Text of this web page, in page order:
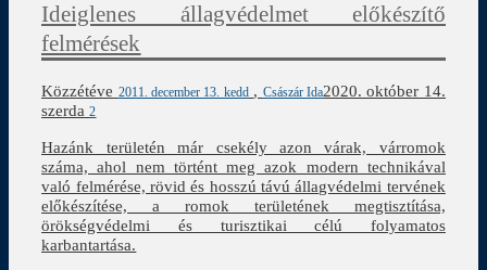
Ideiglenes állagvédelmet előkészítő
felmérések
Közzétéve 2011. december 13. kedd , Császár Ida2020. október 14.
szerda 2
Hazánk területén már csekély azon várak, várromok
száma, ahol nem történt meg azok modern technikával
való felmérése, rövid és hosszú távú állagvédelmi tervének
előkészítése, a romok területének megtisztítása,
örökségvédelmi és turisztikai célú folyamatos
karbantartása.